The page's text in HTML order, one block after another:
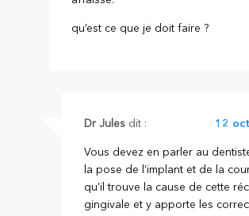
qu’est ce que je doit faire ?
Dr Jules dit : 12
Vous devez en parler au
la pose de l’implant et de la
qu’il trouve la cause de cette
gingivale et y apporte les